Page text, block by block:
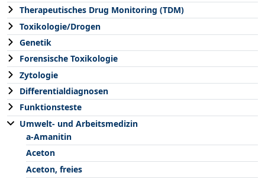
Therapeutisches Drug Monitoring (TDM)
Toxikologie/Drogen
Genetik
Forensische Toxikologie
Zytologie
Differentialdiagnosen
Funktionsteste
Umwelt- und Arbeitsmedizin
a-Amanitin
Aceton
Aceton, freies